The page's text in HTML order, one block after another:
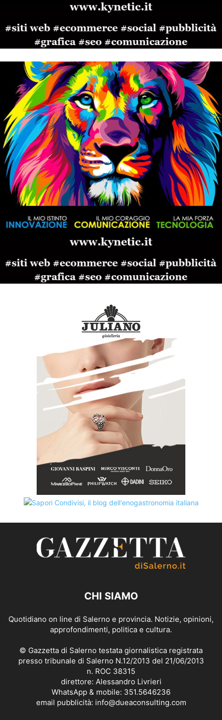
CHI SIAMO
Quotidiano on line di Salerno e provincia. Notizie, opinioni,
approfondimenti, politica e cultura.
© Gazzetta di Salerno testata giornalistica registrata
presso tribunale di Salerno N.12/2013 del 21/06/2013
n. ROC 38315
direttore: Alessandro Livrieri
WhatsApp & mobile: 351.5646236
email pubblicità: info@dueaconsulting.com